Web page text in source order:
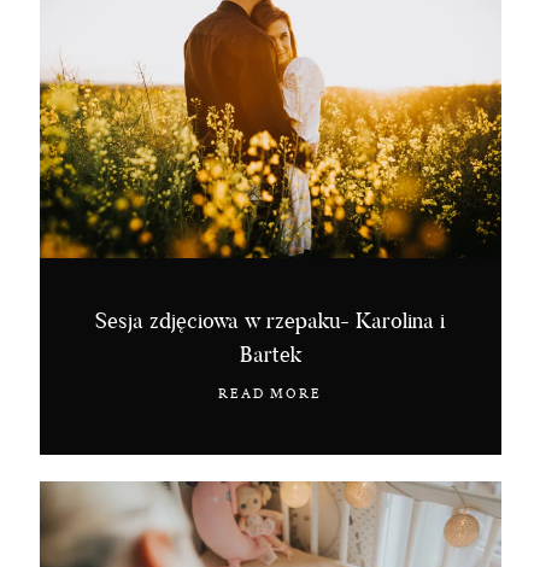
Sesja zdjęciowa w rzepaku- Karolina i
Bartek
READ MORE